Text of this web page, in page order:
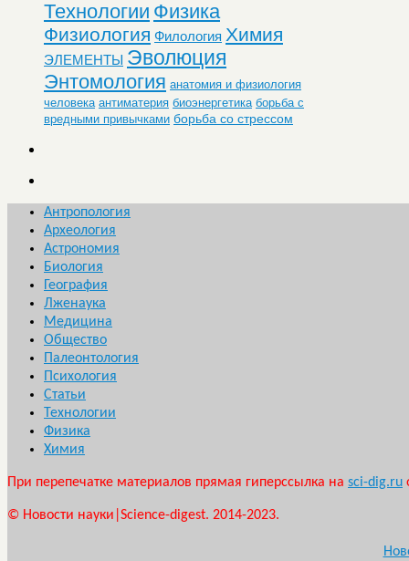
Технологии Физика
Физиология Филология Химия
ЭЛЕМЕНТЫ Эволюция
Энтомология анатомия и физиология
человека антиматерия биоэнергетика борьба с
вредными привычками борьба со стрессом
Антропология
Археология
Астрономия
Биология
География
Лженаука
Медицина
Общество
Палеонтология
Психология
Статьи
Технологии
Физика
Химия
При перепечатке материалов прямая гиперссылка на sci-dig.ru
© Новости науки|Science-digest. 2014-2023.